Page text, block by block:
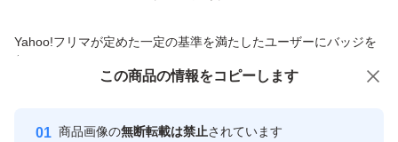
Yahoo!フリマが定めた一定の基準を満たしたユーザーにバッジを
付与しています
安心取引出品者
心・安全なユーザーです
この商品の情報をコピーします
商品画像の無断転載は禁止されています
この商品をみている人にオススメ